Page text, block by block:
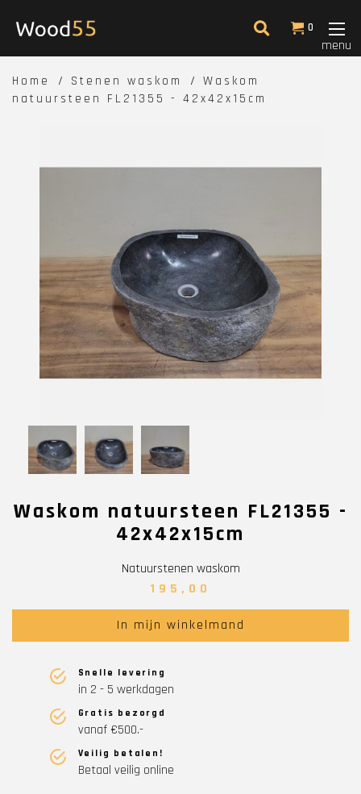
0
menu
Home Stenen waskom
Waskom
natuursteen FL21355 - 42x42x15cm
Waskom natuursteen FL21355 -
42x42x15cm
Natuurstenen waskom
195,00
In mijn winkelmand
Snelle levering
in 2 - 5 werkdagen
Gratis bezorgd
vanaf €500.-
Veilig betalen!
Betaal veilig online